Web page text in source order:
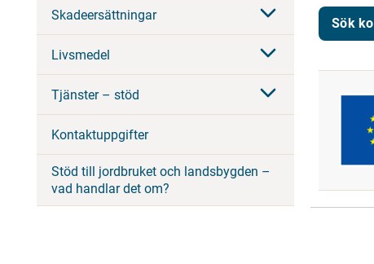
Skadeersättningar
Livsmedel
Tjänster – stöd
Kontaktuppgifter
Stöd till jordbruket och landsbygden –
vad handlar det om?
Sök